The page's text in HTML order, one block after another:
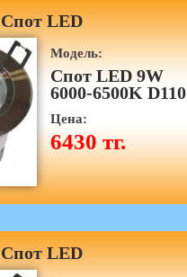
Спот LED
Модель:
Спот LED 9W
6000-6500K D110
Цена:
6430 тг.
Спот LED